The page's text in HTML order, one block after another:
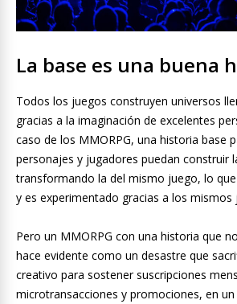
La base es una buena
Todos los juegos construyen universos
gracias a la imaginación de excelentes
caso de los MMORPG, una historia base
personajes y jugadores puedan construir
transformando la del mismo juego, lo que
y es experimentado gracias a los mismos
Pero un MMORPG con una historia que
hace evidente como un desastre que
creativo para sostener suscripciones
microtransacciones y promociones, en